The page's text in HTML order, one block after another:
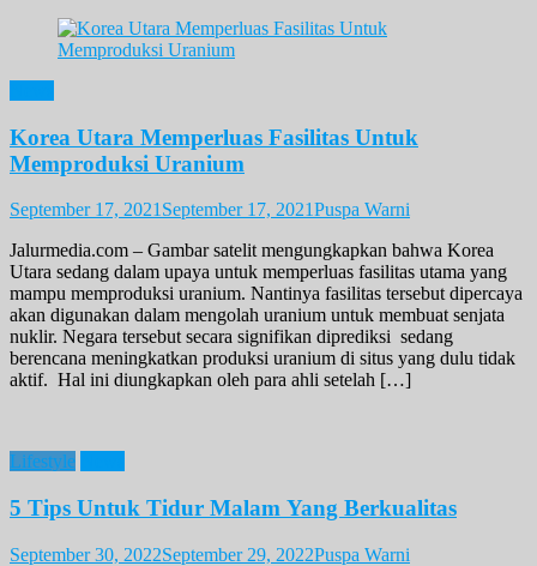
Korea Utara Memperluas Fasilitas Untuk
Memproduksi Uranium
September 17, 2021 September 17, 2021Puspa Warni
Jalurmedia.com – Gambar satelit mengungkapkan bahwa Korea
Utara sedang dalam upaya untuk memperluas fasilitas utama yang
mampu memproduksi uranium. Nantinya fasilitas tersebut dipercaya
akan digunakan dalam mengolah uranium untuk membuat senjata
nuklir. Negara tersebut secara signifikan diprediksi sedang
berencana meningkatkan produksi uranium di situs yang dulu tidak
aktif. Hal ini diungkapkan oleh para ahli setelah […]
Lifestyle
5 Tips Untuk Tidur Malam Yang Berkualitas
September 30, 2022September 29, 2022Puspa Warni